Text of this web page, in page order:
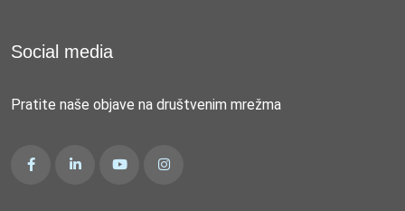
Social media
Pratite naše objave na društvenim mrežma